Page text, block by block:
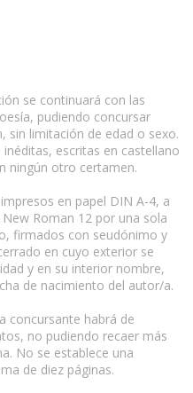
se continuará con las
pudiendo concursar
sin limitación de edad o sexo.
escritas en castellano
ningún otro certamen.
en papel DIN A-4, a
Roman 12 por una sola
firmados con seudónimo y
en cuyo exterior se
y en su interior nombre,
de nacimiento del autor/a.
concursante habrá de
no pudiendo recaer más
No se establece una
de diez páginas.